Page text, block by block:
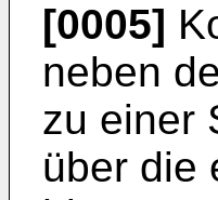
[0005]
neben
zu einer
über die